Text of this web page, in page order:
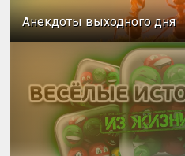
Анекдоты выходного дня